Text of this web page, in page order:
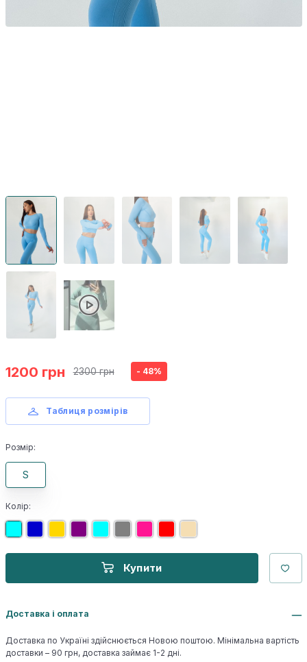
1200 грн 2300 грн - 48%
Таблиця розмірів
Розмір:
S
Колір:
Купити
Доставка і оплата
Доставка по Україні здійснюється Новою поштою. Мінімальна вартість
доставки – 90 грн, доставка займає 1-2 дні.